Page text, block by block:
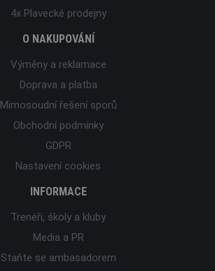
4x Plavecké prodejny
O NAKUPOVÁNÍ
Výměny a reklamace
Doprava a platba
Mimosoudní řešení sporů
Obchodní podmínky
GDPR
Nastavení cookies
INFORMACE
Trenéři, školy a kluby
Media a PR
Staňte se ambasadorem